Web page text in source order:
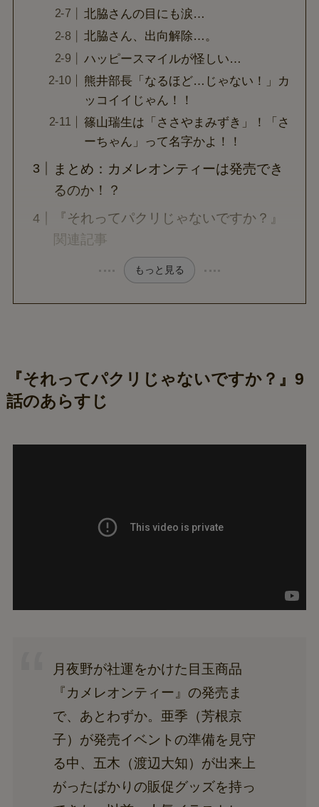
北脇さんの目にも涙…
北脇さん、出向解除…。
ハッピースマイルが怪しい…
熊井部長「なるほど…じゃない！」カ
ッコイイじゃん！！
篠山瑞生は「ささやまみずき」！「さ
ーちゃん」って名字かよ！！
まとめ：カメレオンティーは発売でき
るのか！？
『それってパクリじゃないですか？』
関連記事
もっと見る
『それってパクリじゃないですか？』9
話のあらすじ
月夜野が社運をかけた目玉商品
『カメレオンティー』の発売ま
で、あとわずか。亜季（芳根京
子）が発売イベントの準備を見守
る中、五木（渡辺大知）が出来上
がったばかりの販促グッズを持っ